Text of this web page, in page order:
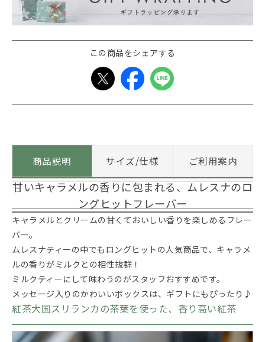
この商品をシェアする
商品説明 サイズ/仕様 ご利用案内
甘いキャラメルの香りに包まれる、ムレスナのロ
ングヒットフレーバー
キャラメルとクリームの甘くておいしい香りを楽しめるフレー
バー。
ムレスナティーの中でもロングヒットの人気商品で、キャラメ
ルの香りがミルクとの相性抜群！
ミルクティーにして味わうのがスタッフおすすめです。
メッセージ入りのかわいいボックスは、ギフトにもぴったり♪
紅茶大国スリランカの茶葉を使った、香り高い紅茶